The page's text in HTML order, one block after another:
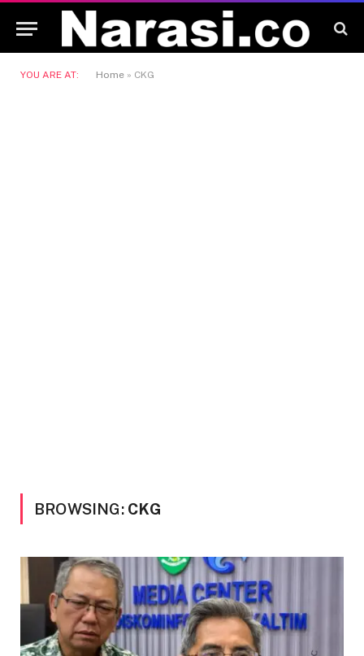
YOU ARE AT: Home » CKG
BROWSING: CKG